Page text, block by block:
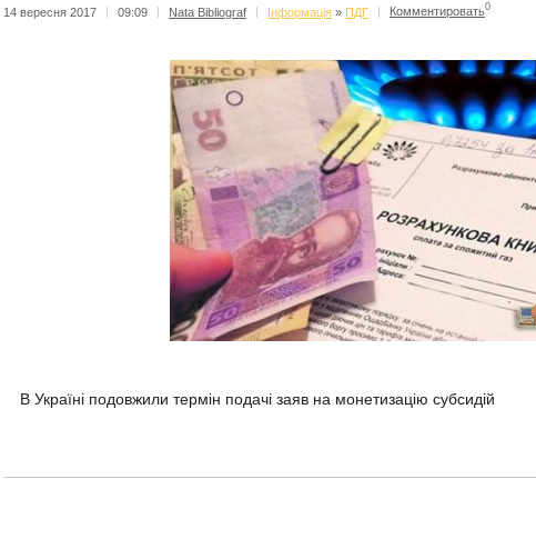
14 вересня 2017 09:09 Nata Bibliograf Iнформацiя » ПДГ Комментировать0
В Україні подовжили термін подачі заяв на монетизацію субсидій